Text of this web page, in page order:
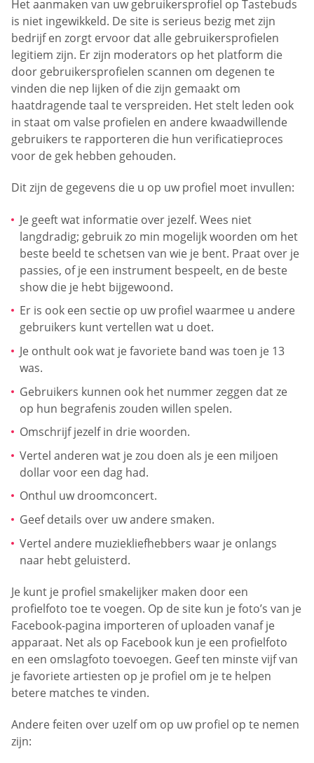
Het aanmaken van uw gebruikersprofiel op Tastebuds
is niet ingewikkeld. De site is serieus bezig met zijn
bedrijf en zorgt ervoor dat alle gebruikersprofielen
legitiem zijn. Er zijn moderators op het platform die
door gebruikersprofielen scannen om degenen te
vinden die nep lijken of die zijn gemaakt om
haatdragende taal te verspreiden. Het stelt leden ook
in staat om valse profielen en andere kwaadwillende
gebruikers te rapporteren die hun verificatieproces
voor de gek hebben gehouden.
Dit zijn de gegevens die u op uw profiel moet invullen:
Je geeft wat informatie over jezelf. Wees niet
langdradig; gebruik zo min mogelijk woorden om het
beste beeld te schetsen van wie je bent. Praat over je
passies, of je een instrument bespeelt, en de beste
show die je hebt bijgewoond.
Er is ook een sectie op uw profiel waarmee u andere
gebruikers kunt vertellen wat u doet.
Je onthult ook wat je favoriete band was toen je 13
was.
Gebruikers kunnen ook het nummer zeggen dat ze
op hun begrafenis zouden willen spelen.
Omschrijf jezelf in drie woorden.
Vertel anderen wat je zou doen als je een miljoen
dollar voor een dag had.
Onthul uw droomconcert.
Geef details over uw andere smaken.
Vertel andere muziekliefhebbers waar je onlangs
naar hebt geluisterd.
Je kunt je profiel smakelijker maken door een
profielfoto toe te voegen. Op de site kun je foto’s van je
Facebook-pagina importeren of uploaden vanaf je
apparaat. Net als op Facebook kun je een profielfoto
en een omslagfoto toevoegen. Geef ten minste vijf van
je favoriete artiesten op je profiel om je te helpen
betere matches te vinden.
Andere feiten over uzelf om op uw profiel op te nemen
zijn: